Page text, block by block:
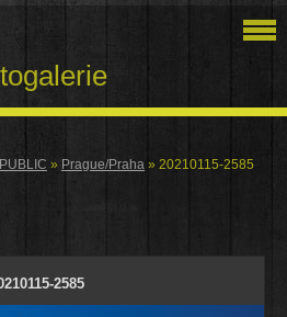
» Prague/Praha » 20210115-2585
2585